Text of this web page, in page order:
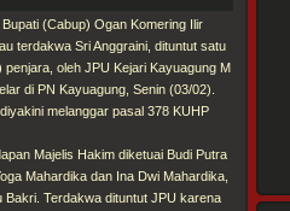
(Cabup) Ogan Komering Ilir
terdakwa Sri Anggraini, dituntut satu
oleh JPU Kejari Kayuagung M
di PN Kayuagung, Senin (03/02).
melanggar pasal 378 KUHP
Majelis Hakim diketuai Budi Putra
Mahardika dan Ina Dwi Mahardika,
Bakri. Terdakwa dituntut JPU karena